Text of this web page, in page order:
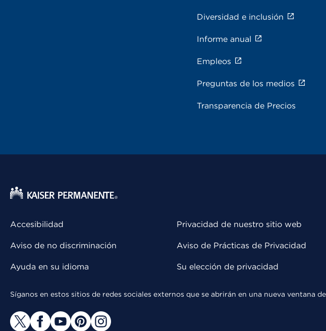
Diversidad e inclusión
Informe anual
Empleos
Preguntas de los medios
Transparencia de Precios
Accesibilidad
Aviso de no discriminación
Ayuda en su idioma
Privacidad de nuestro sitio web
Aviso de Prácticas de Privacidad
Su elección de privacidad
Síganos en estos sitios de redes sociales externos que se abrirán en una nueva ventana